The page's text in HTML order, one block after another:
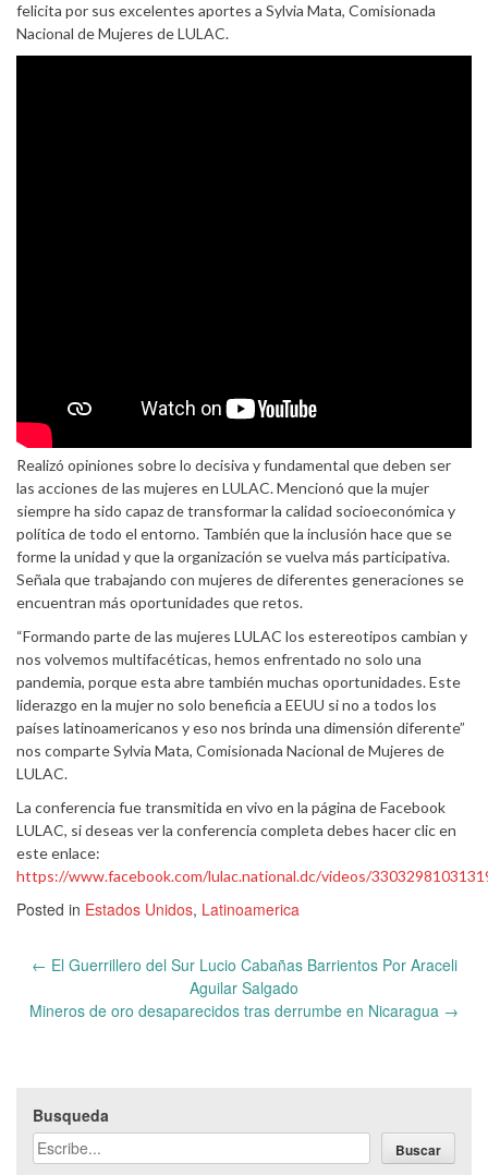
felicita por sus excelentes aportes a Sylvia Mata, Comisionada
Nacional de Mujeres de LULAC.
Realizó opiniones sobre lo decisiva y fundamental que deben ser
las acciones de las mujeres en LULAC. Mencionó que la mujer
siempre ha sido capaz de transformar la calidad socioeconómica y
política de todo el entorno. También que la inclusión hace que se
forme la unidad y que la organización se vuelva más participativa.
Señala que trabajando con mujeres de diferentes generaciones se
encuentran más oportunidades que retos.
“Formando parte de las mujeres LULAC los estereotipos cambian y
nos volvemos multifacéticas, hemos enfrentado no solo una
pandemia, porque esta abre también muchas oportunidades. Este
liderazgo en la mujer no solo beneficia a EEUU si no a todos los
países latinoamericanos y eso nos brinda una dimensión diferente”
nos comparte Sylvia Mata, Comisionada Nacional de Mujeres de
LULAC.
La conferencia fue transmitida en vivo en la página de Facebook
LULAC, si deseas ver la conferencia completa debes hacer clic en
este enlace:
https://www.facebook.com/lulac.national.dc/videos/
Posted in Estados Unidos, Latinoamerica
Post
← El Guerrillero del Sur Lucio Cabañas Barrientos Por Araceli
Aguilar Salgado
Mineros de oro desaparecidos tras derrumbe en Nicaragua →
Busqueda
Buscar